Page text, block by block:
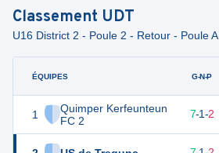
Classement UDT
U16 District 2 - Poule 2 - Retour - Poule A
ÉQUIPES
1
Quimper Kerfeunteun
FC 2
G-N-P
22 10 7-1-2